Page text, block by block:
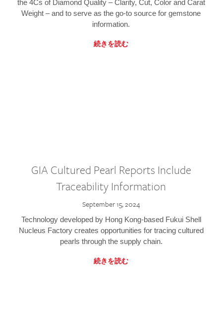
the 4Cs of Diamond Quality – Clarity, Cut, Color and Carat
Weight – and to serve as the go-to source for gemstone
information.
続きを読む
GIA Cultured Pearl Reports Include
Traceability Information
September 15, 2024
Technology developed by Hong Kong-based Fukui Shell
Nucleus Factory creates opportunities for tracing cultured
pearls through the supply chain.
続きを読む